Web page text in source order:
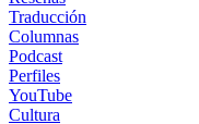
Traducción
Columnas
Podcast
Perfiles
YouTube
Cultura